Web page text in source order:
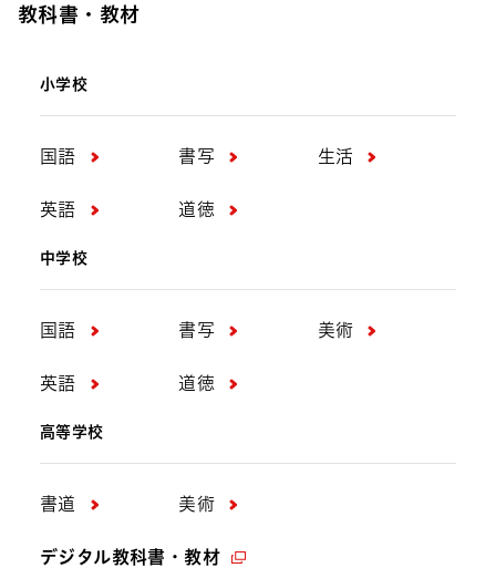
教科書・教材
小学校
国語 書写 生活
英語 道徳
中学校
国語 書写 美術
英語 道徳
高等学校
書道 美術
デジタル教科書・教材